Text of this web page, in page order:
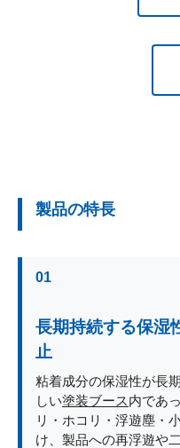
製品の特長
01
長期持続する保湿
止
粘着成分の保湿性が長
しい塗装ブース内であ
リ・ホコリ・浮遊塵・
け、製品への再浮遊や